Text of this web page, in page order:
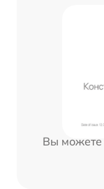
Вы можете